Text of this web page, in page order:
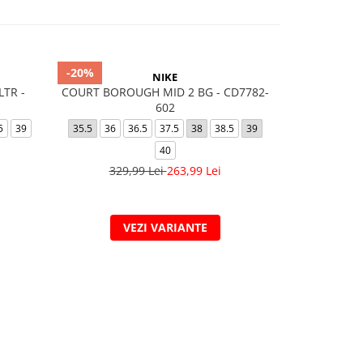
-
39
-20% NIKE
COURT BOROUGH MID 2 BG - CD7782-
602
35.5 36 36.5 37.5 38 38.5
39
40
329,99 Lei263,99 Lei
VEZI VARIANTE